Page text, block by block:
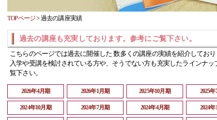
TOPページ>過去の講座実績
過去の講座も充実しております。参考にご覧下さい。
こちらのページでは過去に開催した 数多くの講座の実績を紹介してお
入学や受講を検討されている方や、そうでない方も充実したラインナッ
覧下さい。
2026年4月期 2026年1月期 2025年10月期 2025
2024年10月期 2024年7月期 2024年4月期 2024